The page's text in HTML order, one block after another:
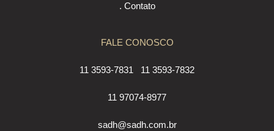
. Contato
FALE CONOSCO
11 3593-7831 11 3593-7832
11 97074-8977
sadh@sadh.com.br